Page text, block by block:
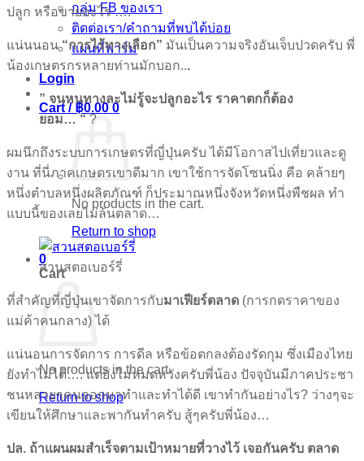
กลุ่ม FB ของเรา
ติดต่อเรา/คำถามที่พบได้บ่อย
แผนที่ฟาร์ม
Login
Cart / ฿0.00 0
No products in the cart.
Return to shop
0
Cart
No products in the cart.
Return to shop
ปลูก หรือขายอะไร ….
แน่นนอน“การไร้ทางเลือก” มันเป็นความจริงอันเจ็บปวดครับ พี่
น้องเกษตรกรหลายท่านมักบอก...
” จนหนทางละไม่รู้จะปลูกอะไร ราคาตกก็ต้อง
ยอม… “ ?
ผมนึกถึงระบบการเกษตรที่ญี่ปุ่นครับ ได้มีโอกาสไปเที่ยวและดู
งาน ที่นี่ภาคเกษตรเขาดีมาก เขาใช้การจัดโซนนิ่ง คือ คล้ายๆ
หนึ่งตำบลหนึ่งผลิตภัณฑ์ ก็ประมาณหนึ่งจังหวัดหนึ่งพืชผล ทำ
แบบนี้ของเลยไม่ล้นตลาด…
สวนสตอเบอร์รี่
ที่สำคัญที่ญี่ปุ่นเขาจัดการกับมาเฟียร์ตลาด (การกดราคาของ
แม่ค้าคนกลาง) ได้
แน่นอนการจัดการ การดีล หรือข้อตกลงต้องรัดกุม ซึ่งเมืองไทย
ยังทำไม่ได้…. แต่ยังไม่หมดหวังครับพี่น้อง ปัจจุบันมีภาคประชา
ชนหลายๆคนออกมาทำและทำได้ดี เขาทำกันอย่างไร? ว่างๆจะ
เขียนให้ศึกษาและพากันทำครับ สู้ๆครับพี่น้อง…
ปล. ถ้าแผนผมสำเร็จตามเป้าหมายที่วางไว้ เจอกันครับ ตลาด